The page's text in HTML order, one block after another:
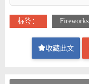
标签： Fireworks
收藏此文